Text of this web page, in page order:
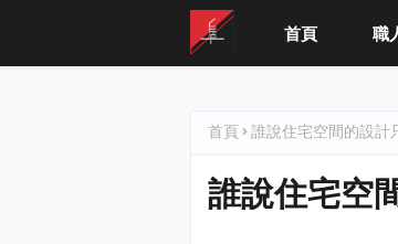
首頁 職
首頁 誰說住宅空間的設計
誰說住宅空